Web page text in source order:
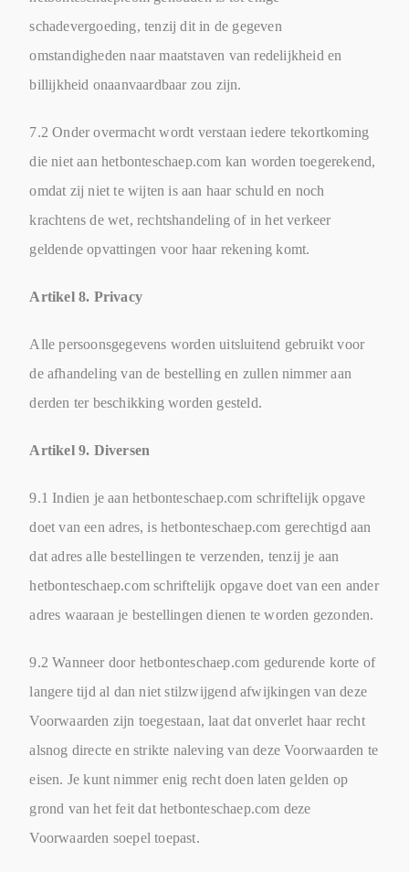
schadevergoeding, tenzij dit in de gegeven
omstandigheden naar maatstaven van redelijkheid en
billijkheid onaanvaardbaar zou zijn.
7.2 Onder overmacht wordt verstaan iedere tekortkoming
die niet aan hetbonteschaep.com kan worden toegerekend,
omdat zij niet te wijten is aan haar schuld en noch
krachtens de wet, rechtshandeling of in het verkeer
geldende opvattingen voor haar rekening komt.
Artikel 8. Privacy
Alle persoonsgegevens worden uitsluitend gebruikt voor
de afhandeling van de bestelling en zullen nimmer aan
derden ter beschikking worden gesteld.
Artikel 9. Diversen
9.1 Indien je aan hetbonteschaep.com schriftelijk opgave
doet van een adres, is hetbonteschaep.com gerechtigd aan
dat adres alle bestellingen te verzenden, tenzij je aan
hetbonteschaep.com schriftelijk opgave doet van een ander
adres waaraan je bestellingen dienen te worden gezonden.
9.2 Wanneer door hetbonteschaep.com gedurende korte of
langere tijd al dan niet stilzwijgend afwijkingen van deze
Voorwaarden zijn toegestaan, laat dat onverlet haar recht
alsnog directe en strikte naleving van deze Voorwaarden te
eisen. Je kunt nimmer enig recht doen laten gelden op
grond van het feit dat hetbonteschaep.com deze
Voorwaarden soepel toepast.